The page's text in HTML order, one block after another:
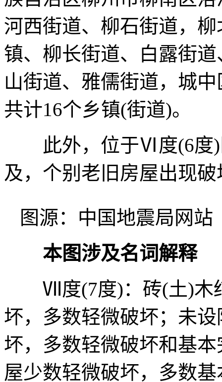
河西街道、柳石街道，
镇、柳长街道、白露街
山街道、雅儒街道，城
共计16个乡镇(街道)。
此外，位于Ⅵ度(6度)
及，个别老旧房屋出现
图源：中国地震局网站
本图涉及名词解释
Ⅶ度(7度)：砖(土)木
坏，多数轻微破坏；未
坏，多数轻微破坏和基
屋少数轻微破坏，多数